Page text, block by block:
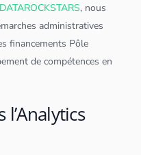
DATAROCKSTARS, nous
administratives
financements Pôle
de compétences en
l’Analytics